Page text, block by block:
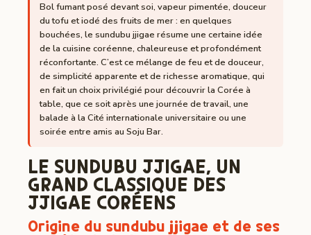
Bol fumant posé devant soi, vapeur pimentée, douceur
du tofu et iodé des fruits de mer : en quelques
bouchées, le sundubu jjigae résume une certaine idée
de la cuisine coréenne, chaleureuse et profondément
réconfortante. C’est ce mélange de feu et de douceur,
de simplicité apparente et de richesse aromatique, qui
en fait un choix privilégié pour découvrir la Corée à
table, que ce soit après une journée de travail, une
balade à la Cité internationale universitaire ou une
soirée entre amis au Soju Bar.
LE SUNDUBU JJIGAE, UN
GRAND CLASSIQUE DES
JJIGAE CORÉENS
Origine du sundubu jjigae et de ses